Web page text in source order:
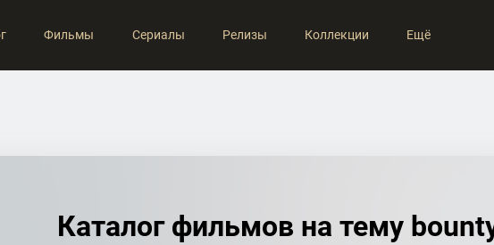
Фильмы Сериалы Релизы Коллекции Ещё
Каталог фильмов на тему